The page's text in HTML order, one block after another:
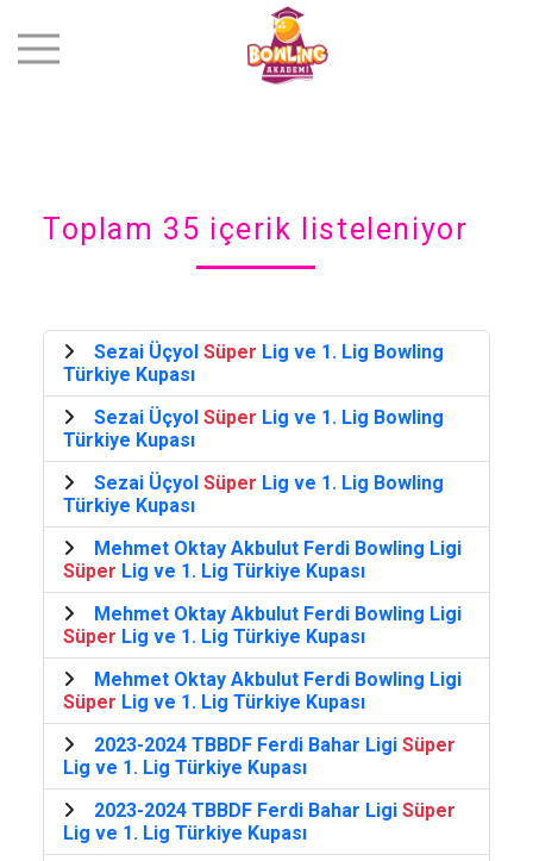
Toplam 35 içerik listeleniyor
Sezai Üçyol Süper Lig ve 1. Lig Bowling
Türkiye Kupası
Sezai Üçyol Süper Lig ve 1. Lig Bowling
Türkiye Kupası
Sezai Üçyol Süper Lig ve 1. Lig Bowling
Türkiye Kupası
Mehmet Oktay Akbulut Ferdi Bowling Ligi
Süper Lig ve 1. Lig Türkiye Kupası
Mehmet Oktay Akbulut Ferdi Bowling Ligi
Süper Lig ve 1. Lig Türkiye Kupası
Mehmet Oktay Akbulut Ferdi Bowling Ligi
Süper Lig ve 1. Lig Türkiye Kupası
2023-2024 TBBDF Ferdi Bahar Ligi Süper
Lig ve 1. Lig Türkiye Kupası
2023-2024 TBBDF Ferdi Bahar Ligi Süper
Lig ve 1. Lig Türkiye Kupası